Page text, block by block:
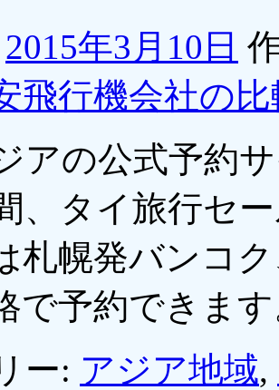
2015年3月10日
飛行機会社の
アの公式予約
、タイ旅行セ
札幌発バンコ
で予約できま
ー: アジア地域,